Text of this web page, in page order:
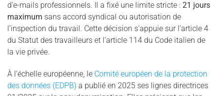
d’e-mails professionnels. Il a fixé une limite stricte : 21 jours
maximum sans accord syndical ou autorisation de
l’inspection du travail. Cette décision s’appuie sur l’article 4
du Statut des travailleurs et l’article 114 du Code italien de
la vie privée.
À l’échelle européenne, le Comité européen de la protection
des données (EDPB) a publié en 2025 ses lignes directrices